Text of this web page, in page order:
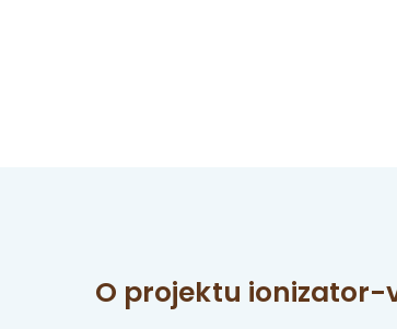
O projektu ionizator-